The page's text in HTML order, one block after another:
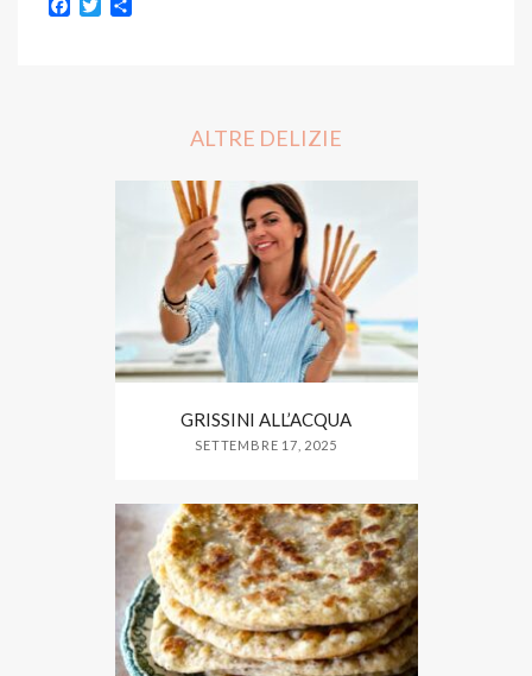
F
T
ALTRE DELIZIE
GRISSINI ALL’ACQUA
SETTEMBRE 17, 2025